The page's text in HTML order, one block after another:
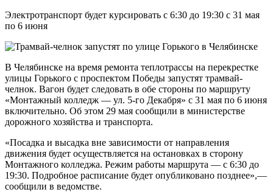
Электротранспорт будет курсировать с 6:30 до 19:30 с 31 мая
по 6 июня
В Челябинске на время ремонта теплотрассы на перекрестке
улицы Горького с проспектом Победы запустят трамвай-
челнок. Вагон будет следовать в обе стороны по маршруту
«Монтажный колледж — ул. 5-го Декабря» с 31 мая по 6 июня
включительно. Об этом 29 мая сообщили в министерстве
дорожного хозяйства и транспорта.
«Посадка и высадка вне зависимости от направления
движения будет осуществляется на остановках в сторону
Монтажного колледжа. Режим работы маршрута — с 6:30 до
19:30. Подробное расписание будет опубликовано позднее»,—
сообщили в ведомстве.